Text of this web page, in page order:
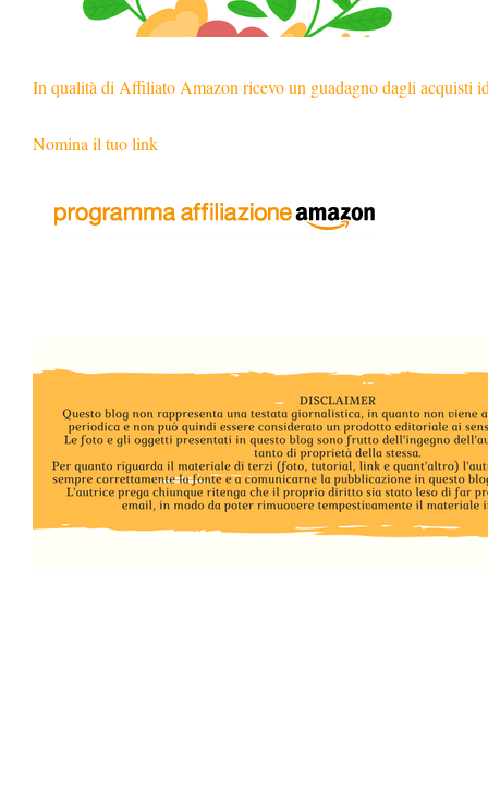
In qualità di Affiliato Amazon ricevo un guadagno dagli acquisti
Nomina il tuo link